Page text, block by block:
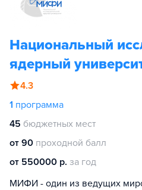
Национальный
ядерный
4.3
1 программа
45 бюджетных мест
от 90 проходной балл
от 550000 р. за год
МИФИ - один из ведущих